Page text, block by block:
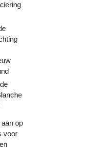
op
voor